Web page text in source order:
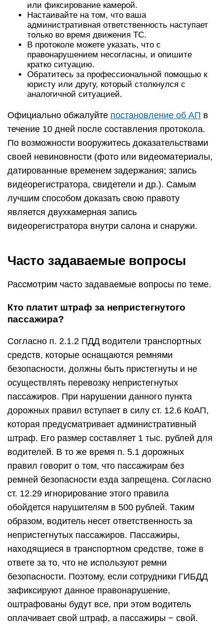
или фиксирование камерой.
Настаивайте на том, что ваша
административная ответственность наступает
только во время движения ТС.
В протоколе можете указать, что с
правонарушением несогласны, и опишите
кратко ситуацию.
Обратитесь за профессиональной помощью к
юристу или другу, который столкнулся с
аналогичной ситуацией.
Официально обжалуйте постановление об АП в
течение 10 дней после составления протокола.
По возможности вооружитесь доказательствами
своей невиновности (фото или видеоматериалы,
датированные временем задержания; запись
видеорегистратора, свидетели и др.). Самым
лучшим способом доказать свою правоту
является двухкамерная запись
видеорегистратора внутри салона и снаружи.
Часто задаваемые вопросы
Рассмотрим часто задаваемые вопросы по теме.
Кто платит штраф за непристегнутого
пассажира?
Согласно п. 2.1.2 ПДД водители транспортных
средств, которые оснащаются ремнями
безопасности, должны быть пристегнуты и не
осуществлять перевозку непристегнутых
пассажиров. При нарушении данного пункта
дорожных правил вступает в силу ст. 12.6 КоАП,
которая предусматривает административный
штраф. Его размер составляет 1 тыс. рублей для
водителей. В то же время п. 5.1 дорожных
правил говорит о том, что пассажирам без
ремней безопасности езда запрещена. Согласно
ст. 12.29 игнорирование этого правила
обойдется нарушителям в 500 рублей. Таким
образом, водитель несет ответственность за
непристегнутых пассажиров. Пассажиры,
находящиеся в транспортном средстве, тоже в
ответе за то, что не используют ремни
безопасности. Поэтому, если сотрудники ГИБДД
зафиксируют данное правонарушение,
оштрафованы будут все, при этом водитель
оплачивает свой штраф, а пассажиры − свой.